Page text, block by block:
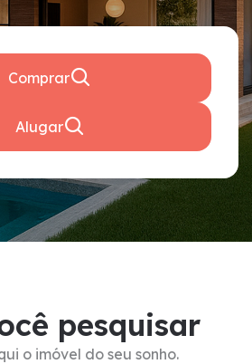
Comprar
Alugar
cê pesquisar
o imóvel do seu sonho.